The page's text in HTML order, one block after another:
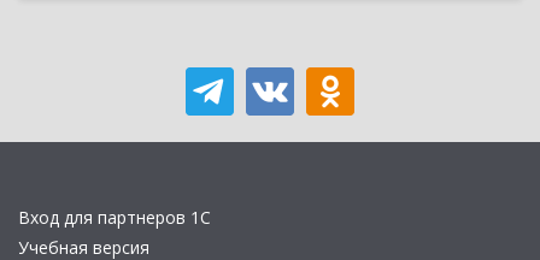
Вход для партнеров 1С
Учебная версия